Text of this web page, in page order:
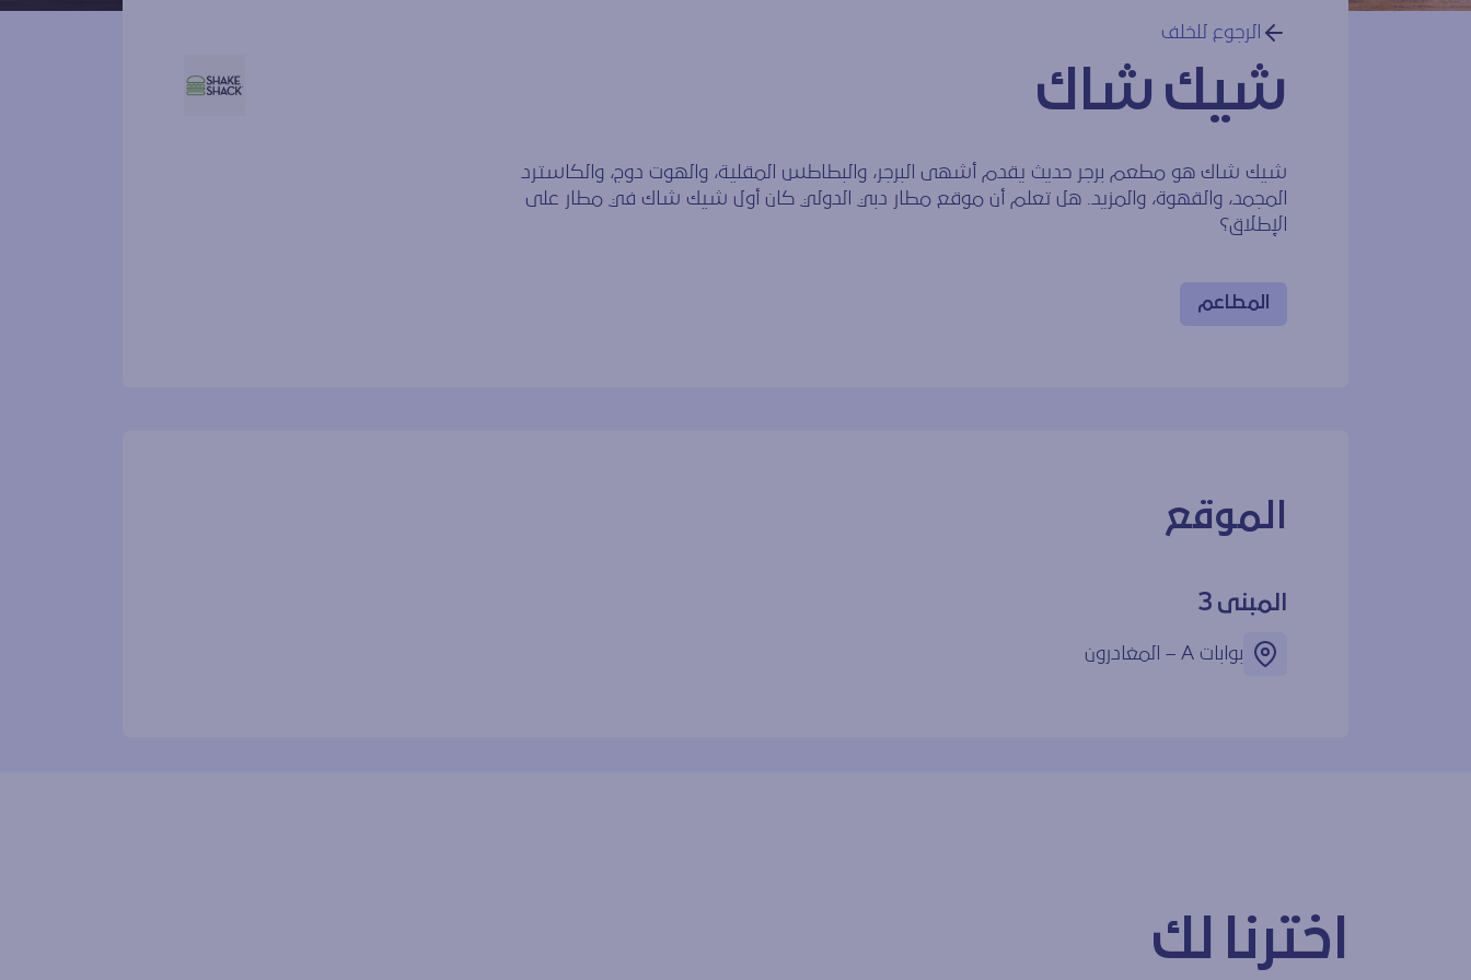
الرجوع للخلف
شيك شاك
شيك شاك هو مطعم برجر حديث يقدم أشهى البرجر، والبطاطس المقلية، والهوت دوج، والكاسترد
المجمد، والقهوة، والمزيد. هل تعلم أن موقع مطار دبي الدولي كان أول شيك شاك في مطار على
الإطلاق؟
المطاعم
الموقع
المبنى 3
بوابات ‎A – المغادرون
اخترنا لك